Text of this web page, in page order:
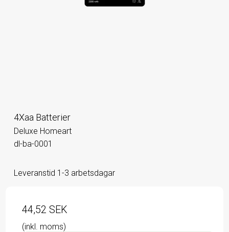
4Xaa Batterier
Deluxe Homeart
dl-ba-0001
Leveranstid 1-3 arbetsdagar
44,52 SEK
(inkl. moms)